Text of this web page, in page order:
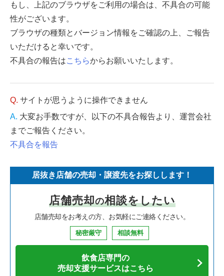
もし、上記のブラウザをご利用の場合は、不具合の可能
性がございます。
ブラウザの種類とバージョン情報をご確認の上、ご報告
いただけると幸いです。
不具合の報告はこちらからお願いいたします。
サイトが思うように操作できません
大変お手数ですが、以下の不具合報告より、運営会社
までご報告ください。
不具合を報告
居抜き店舗の売却・譲渡先をお探しします！
店舗売却の相談をしたい
店舗売却をお考えの方、お気軽にご連絡ください。
秘密厳守 相談無料
飲食店専門の
売却支援サービスはこちら